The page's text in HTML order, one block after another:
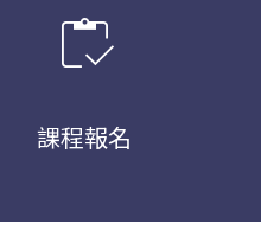
inventory
課程報名